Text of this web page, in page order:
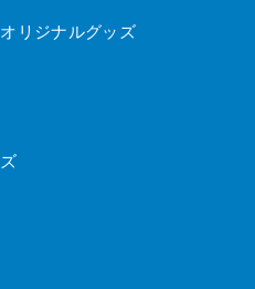
リジナルグッズ